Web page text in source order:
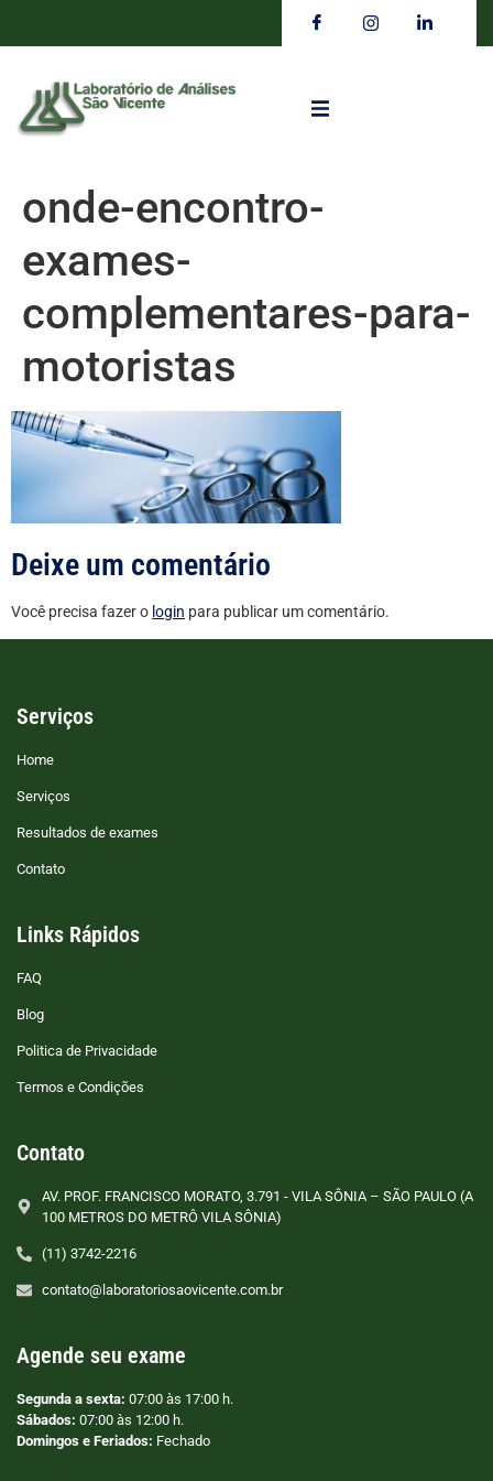
onde-encontro-
exames-
complementares-para-
motoristas
Deixe um comentário
Você precisa fazer o login para publicar um comentário.
Serviços
Home
Serviços
Resultados de exames
Contato
Links Rápidos
FAQ
Blog
Politica de Privacidade
Termos e Condições
Contato
AV. PROF. FRANCISCO MORATO, 3.791 - VILA SÔNIA – SÃO PAULO (A
100 METROS DO METRÔ VILA SÔNIA)
(11) 3742-2216
contato@laboratoriosaovicente.com.br
Agende seu exame
Segunda a sexta: 07:00 às 17:00 h.
Sábados: 07:00 às 12:00 h.
Domingos e Feriados: Fechado